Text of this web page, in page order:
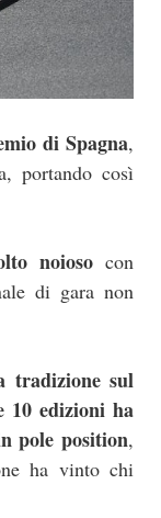
di Spagna,
portando così
noioso con
di gara non
tradizione sul
10 edizioni ha
pole position,
ha vinto chi